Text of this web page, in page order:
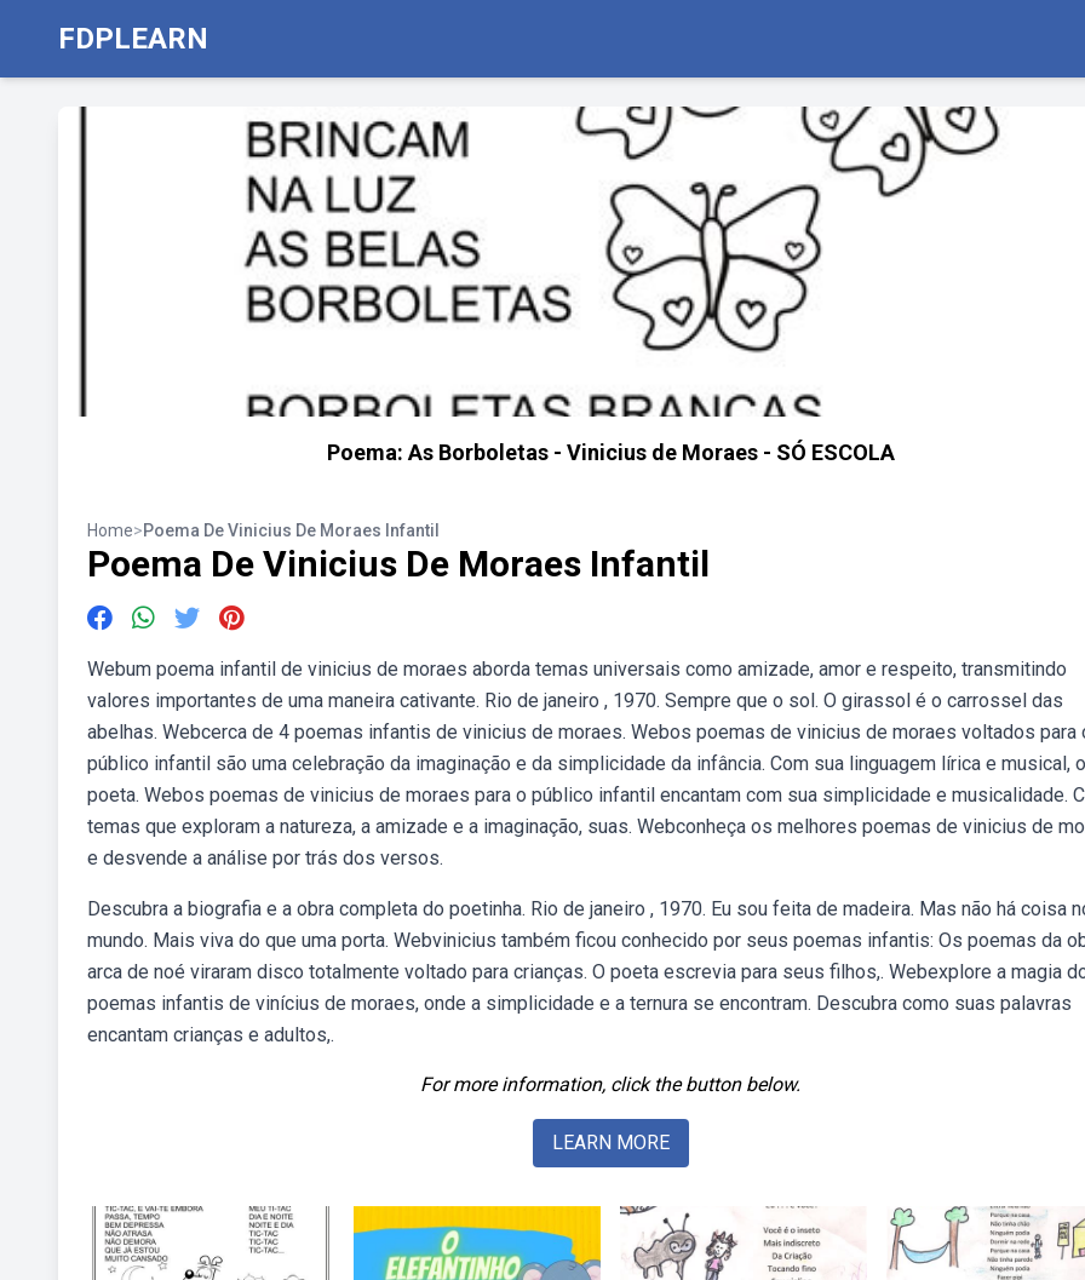
FDPLEARN
Poema: As Borboletas - Vinicius de Moraes - SÓ ESCOLA
Home>Poema De Vinicius De Moraes Infantil
Poema De Vinicius De Moraes Infantil
Webum poema infantil de vinicius de moraes aborda temas universais como amizade, amor e respeito, transmitindo
valores importantes de uma maneira cativante. Rio de janeiro , 1970. Sempre que o sol. O girassol é o carrossel das
abelhas. Webcerca de 4 poemas infantis de vinicius de moraes. Webos poemas de vinicius de moraes voltados para
público infantil são uma celebração da imaginação e da simplicidade da infância. Com sua linguagem lírica e musical, o
poeta. Webos poemas de vinicius de moraes para o público infantil encantam com sua simplicidade e musicalidade.
temas que exploram a natureza, a amizade e a imaginação, suas. Webconheça os melhores poemas de vinicius de
e desvende a análise por trás dos versos.
Descubra a biografia e a obra completa do poetinha. Rio de janeiro , 1970. Eu sou feita de madeira. Mas não há coisa
mundo. Mais viva do que uma porta. Webvinicius também ficou conhecido por seus poemas infantis: Os poemas da
arca de noé viraram disco totalmente voltado para crianças. O poeta escrevia para seus filhos,. Webexplore a magia
poemas infantis de vinícius de moraes, onde a simplicidade e a ternura se encontram. Descubra como suas palavras
encantam crianças e adultos,.
For more information, click the button below.
LEARN MORE